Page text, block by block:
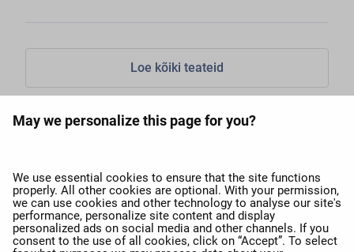
May we personalize this page for you?
We use essential cookies to ensure that the site functions
properly. All other cookies are optional. With your permission,
we can use cookies and other technology to analyse our site's
performance, personalize site content and display
personalized ads on social media and other channels. If you
consent to the use of all cookies, click on “Accept”. To select
Loe kõiki teateid
Meie teenused expand_more